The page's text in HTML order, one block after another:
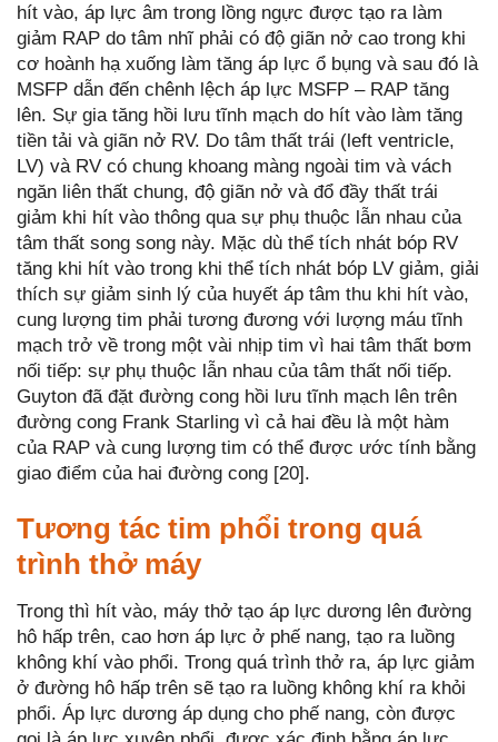
hít vào, áp lực âm trong lồng ngực được tạo ra làm
giảm RAP do tâm nhĩ phải có độ giãn nở cao trong khi
cơ hoành hạ xuống làm tăng áp lực ổ bụng và sau đó là
MSFP dẫn đến chênh lệch áp lực MSFP – RAP tăng
lên. Sự gia tăng hồi lưu tĩnh mạch do hít vào làm tăng
tiền tải và giãn nở RV. Do tâm thất trái (left ventricle,
LV) và RV có chung khoang màng ngoài tim và vách
ngăn liên thất chung, độ giãn nở và đổ đầy thất trái
giảm khi hít vào thông qua sự phụ thuộc lẫn nhau của
tâm thất song song này. Mặc dù thể tích nhát bóp RV
tăng khi hít vào trong khi thể tích nhát bóp LV giảm, giải
thích sự giảm sinh lý của huyết áp tâm thu khi hít vào,
cung lượng tim phải tương đương với lượng máu tĩnh
mạch trở về trong một vài nhịp tim vì hai tâm thất bơm
nối tiếp: sự phụ thuộc lẫn nhau của tâm thất nối tiếp.
Guyton đã đặt đường cong hồi lưu tĩnh mạch lên trên
đường cong Frank Starling vì cả hai đều là một hàm
của RAP và cung lượng tim có thể được ước tính bằng
giao điểm của hai đường cong [20].
Tương tác tim phổi trong quá
trình thở máy
Trong thì hít vào, máy thở tạo áp lực dương lên đường
hô hấp trên, cao hơn áp lực ở phế nang, tạo ra luồng
không khí vào phổi. Trong quá trình thở ra, áp lực giảm
ở đường hô hấp trên sẽ tạo ra luồng không khí ra khỏi
phổi. Áp lực dương áp dụng cho phế nang, còn được